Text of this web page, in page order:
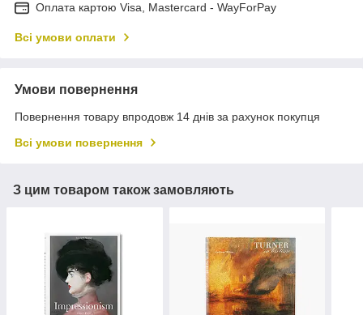
Оплата картою Visa, Mastercard - WayForPay
Всі умови оплати
Умови повернення
Повернення товару впродовж 14 днів за рахунок покупця
Всі умови повернення
З цим товаром також замовляють